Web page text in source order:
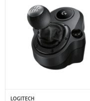
LOGITECH